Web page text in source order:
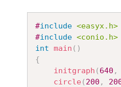
#include <easyx.h>
#include <conio.h>
int main ( )
{
initgraph ( 640 ,
circle( 200 ,